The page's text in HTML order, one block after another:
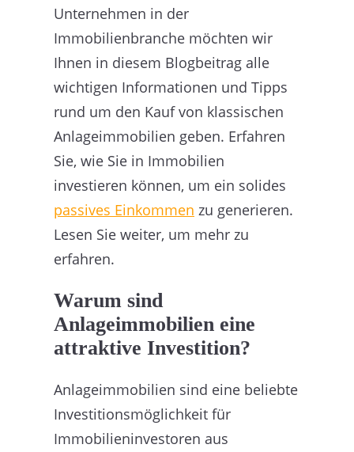
Unternehmen in der
Immobilienbranche möchten wir
Ihnen in diesem Blogbeitrag alle
wichtigen Informationen und Tipps
rund um den Kauf von klassischen
Anlageimmobilien geben. Erfahren
Sie, wie Sie in Immobilien
investieren können, um ein solides
passives Einkommen zu generieren.
Lesen Sie weiter, um mehr zu
erfahren.
Warum sind
Anlageimmobilien eine
attraktive Investition?
Anlageimmobilien sind eine beliebte
Investitionsmöglichkeit für
Immobilieninvestoren aus